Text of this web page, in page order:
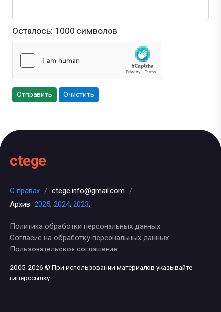
Осталось: 1000 символов
Отправить Очистить
ctege
О правах / ctege.info@gmail.com /
Архив 2025; 2024; 2023;
Политика обработки персональных данных
Согласие на обработку персональных данных
Пользовательское соглашение
2005-2026 © При использовании материалов указывайте
гиперссылку